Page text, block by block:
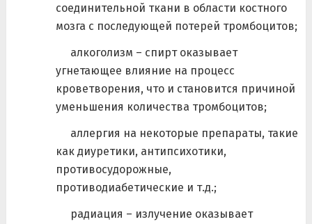
соединительной ткани в области костного
мозга с последующей потерей тромбоцитов;
алкоголизм – спирт оказывает
угнетающее влияние на процесс
кроветворения, что и становится причиной
уменьшения количества тромбоцитов;
аллергия на некоторые препараты, такие
как диуретики, антипсихотики,
противосудорожные,
противодиабетические и т.д.;
радиация – излучение оказывает